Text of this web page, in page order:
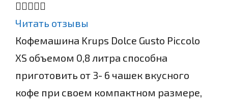
Читать отзывы
Кофемашина Krups Dolce Gusto Piccolo
XS объемом 0,8 литра способна
приготовить от 3- 6 чашек вкусного
кофе при своем компактном размере,